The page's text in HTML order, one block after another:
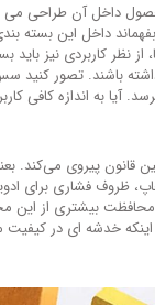
داخل آن طراحی می
بفهماند داخل این بسته
نظر کاربردی نیز باید
باشند. تصور
آیا به اندازه کافی
قانون پیروی می‌کند.
ظروف فشاری برای
بیشتری از این
خدشه ای در کیفیت